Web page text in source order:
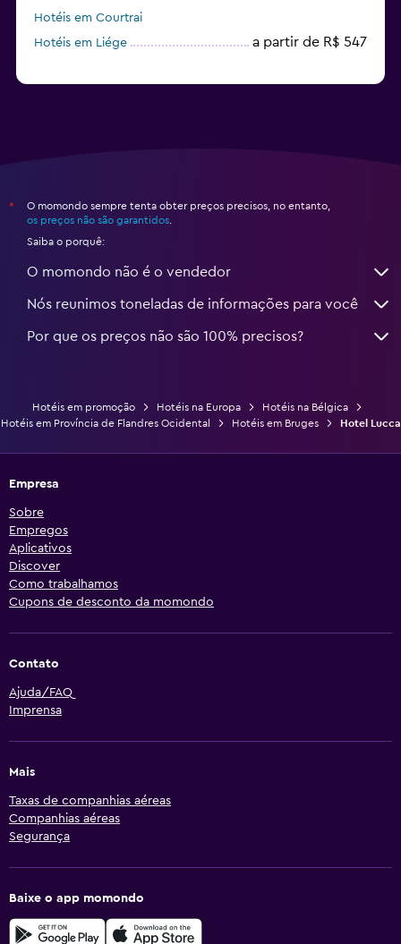
Hotéis em Courtrai
Hotéis em Liége
a partir de R$ 547
*
O momondo sempre tenta obter preços precisos, no entanto,
os preços não são garantidos
Saiba o porquê:
O momondo não é o vendedor
Nós reunimos toneladas de informações para você
Por que os preços não são 100% precisos?
Hotéis em promoção Hotéis na Europa
Hotéis na Bélgica
Hotéis em Província de Flandres Ocidental
Hotéis em Bruges Hotel Lucca
Empresa
Sobre
Empregos
Aplicativos
Discover
Como trabalhamos
Cupons de desconto da momondo
Contato
Ajuda/FAQ
Imprensa
Mais
Taxas de companhias aéreas
Companhias aéreas
Segurança
Baixe o app momondo